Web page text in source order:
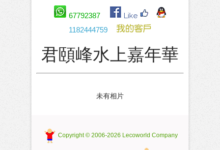
67792387 Like
1182444759
君頤峰水上嘉年華
未有相片
Copyright © 2006-2026 Lecoworld Company